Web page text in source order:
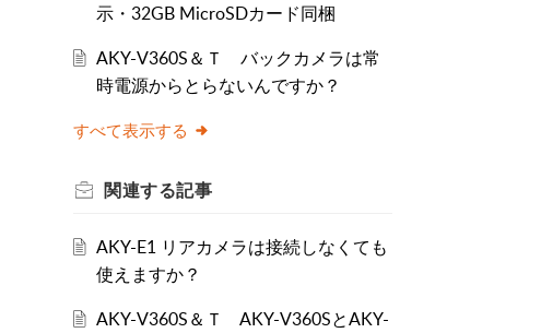
示・32GB MicroSDカード同梱
AKY-V360S＆Ｔ バックカメラは常
時電源からとらないんですか？
すべて表示する
関連する記事
AKY-E1 リアカメラは接続しなくても
使えますか？
AKY-V360S＆Ｔ AKY-V360SとAKY-